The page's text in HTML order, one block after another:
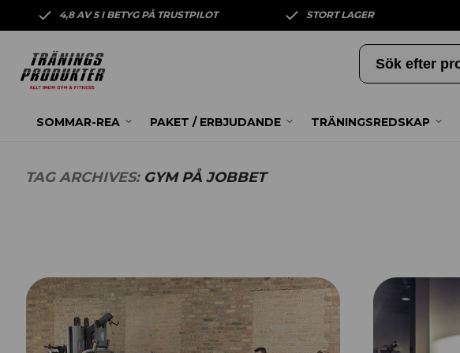
4,8 AV 5 I BETYG PÅ TRUSTPILOT STORT LAGER
SOMMAR-REA PAKET / ERBJUDANDE TRÄNINGSREDSKAP
TAG ARCHIVES: GYM PÅ JOBBET